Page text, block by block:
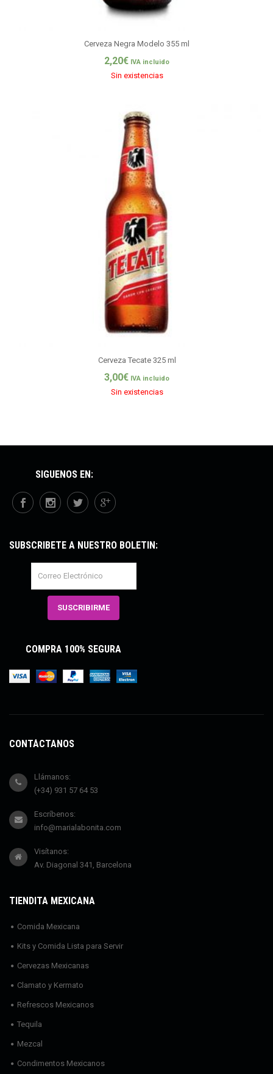
Cerveza Negra Modelo 355 ml
2,20€ IVA incluido
Sin existencias
Cerveza Tecate 325 ml
3,00€ IVA incluido
Sin existencias
SÍGUENOS EN:
SUBSCRÍBETE A NUESTRO BOLETÍN:
COMPRA 100% SEGURA
CONTÁCTANOS
Llámanos:
(+34) 931 57 64 53
Escríbenos:
info@marialabonita.com
Visítanos:
Av. Diagonal 341, Barcelona
TIENDITA MEXICANA
Comida Mexicana
Kits y Comida Lista para Servir
Cervezas Mexicanas
Clamato y Kermato
Refrescos Mexicanos
Tequila
Mezcal
Condimentos Mexicanos